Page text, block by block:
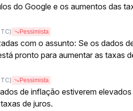
do Google e os aumentos das
Pessimista
com o assunto: Se os dados
pronto para aumentar as taxas
Pessimista
de inflação estiverem
de juros.